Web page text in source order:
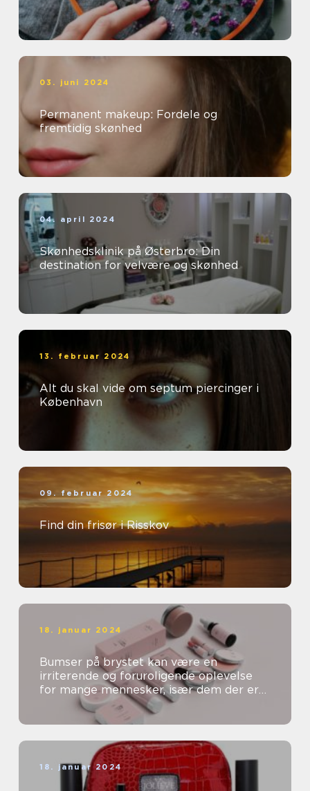
03. juni 2024
Permanent makeup: Fordele og
fremtidig skønhed
04. april 2024
Skønhedsklinik på Østerbro: Din
destination for velvære og skønhed
13. februar 2024
Alt du skal vide om septum piercinger i
København
09. februar 2024
Find din frisør i Risskov
18. januar 2024
Bumser på brystet kan være en
irriterende og foruroligende oplevelse
for mange mennesker, især dem der er
særligt opmærksomme på deres
skønhed og kosm...
18. januar 2024